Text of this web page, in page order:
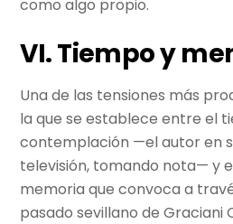
como algo propio.
VI. Tiempo y
Una de las tensiones más
la que se establece entre el
contemplación —el autor en
televisión, tomando nota— y
memoria que convoca a
pasado sevillano de Graciani